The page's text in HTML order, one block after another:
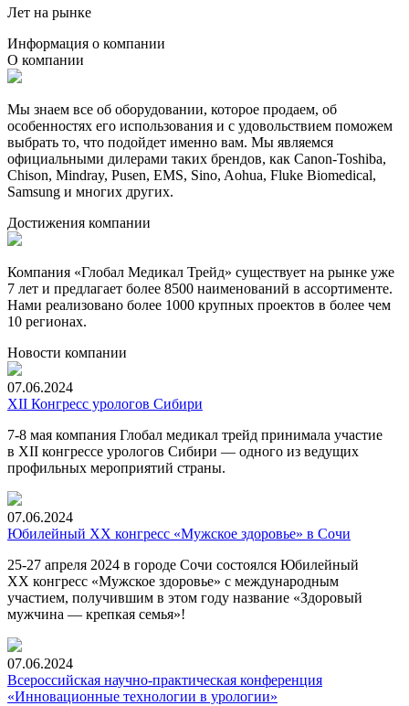
Лет на рынке
Информация о компании
О компании
Мы знаем все об оборудовании, которое продаем, об
особенностях его использования и с удовольствием поможем
выбрать то, что подойдет именно вам. Мы являемся
официальными дилерами таких брендов, как Canon-Toshiba,
Chison, Mindray, Pusen, EMS, Sino, Aohua, Fluke Biomedical,
Samsung и многих других.
Достижения компании
Компания «Глобал Медикал Трейд» существует на рынке уже
7 лет и предлагает более 8500 наименований в ассортименте.
Нами реализовано более 1000 крупных проектов в более чем
10 регионах.
Новости компании
07.06.2024
XII Конгресс урологов Сибири
7-8 мая компания Глобал медикал трейд принимала участие
в XII конгрессе урологов Сибири — одного из ведущих
профильных мероприятий страны.
07.06.2024
Юбилейный XX конгресс «Мужское здоровье» в Сочи
25-27 апреля 2024 в городе Сочи состоялся Юбилейный
XX конгресс «Мужское здоровье» с международным
участием, получившим в этом году название «Здоровый
мужчина — крепкая семья»!
07.06.2024
Всероссийская научно-практическая конференция
«Инновационные технологии в урологии»